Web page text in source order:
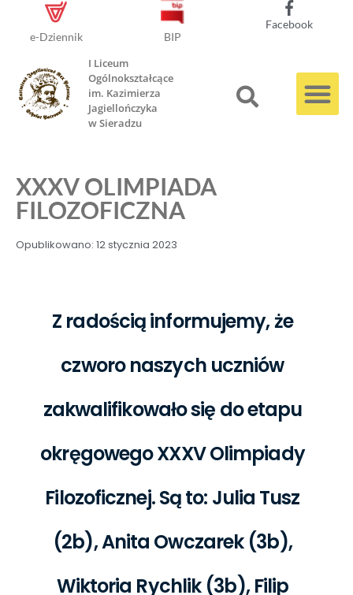
e-Dziennik BIP
Facebook
I Liceum
Ogólnokształcące
im. Kazimierza
Jagiellończyka
w Sieradzu
XXXV OLIMPIADA
FILOZOFICZNA
Opublikowano: 12 stycznia 2023
Z radością informujemy, że
czworo naszych uczniów
zakwalifikowało się do etapu
okręgowego XXXV Olimpiady
Filozoficznej. Są to: Julia Tusz
(2b), Anita Owczarek (3b),
Wiktoria Rychlik (3b), Filip